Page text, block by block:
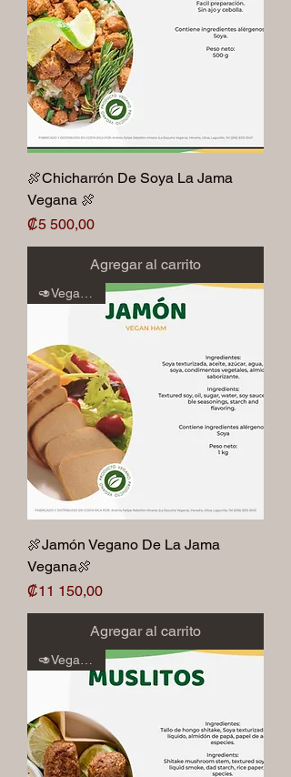
🍖Chicharrón De Soya La Jama
Vegana 🍖
Precio
₡5 500,00
Agregar al carrito
🍖Jamón Vegano De La Jama
Vegana🍖
Precio
₡11 150,00
Agregar al carrito